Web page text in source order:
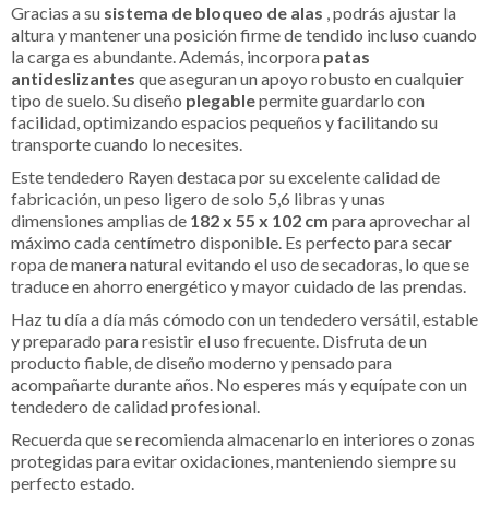
Gracias a su sistema de bloqueo de alas , podrás ajustar la
altura y mantener una posición firme de tendido incluso cuando
la carga es abundante. Además, incorpora patas
antideslizantes que aseguran un apoyo robusto en cualquier
tipo de suelo. Su diseño plegablepermite guardarlo con
facilidad, optimizando espacios pequeños y facilitando su
transporte cuando lo necesites.
Este tendedero Rayen destaca por su excelente calidad de
fabricación, un peso ligero de solo 5,6 libras y unas
dimensiones amplias de 182 x 55 x 102 cm para aprovechar al
máximo cada centímetro disponible. Es perfecto para secar
ropa de manera natural evitando el uso de secadoras, lo que se
traduce en ahorro energético y mayor cuidado de las prendas.
Haz tu día a día más cómodo con un tendedero versátil, estable
y preparado para resistir el uso frecuente. Disfruta de un
producto fiable, de diseño moderno y pensado para
acompañarte durante años. No esperes más y equípate con un
tendedero de calidad profesional.
Recuerda que se recomienda almacenarlo en interiores o zonas
protegidas para evitar oxidaciones, manteniendo siempre su
perfecto estado.